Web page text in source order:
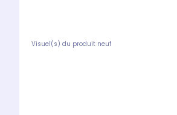
Visuel(s) du produit neuf